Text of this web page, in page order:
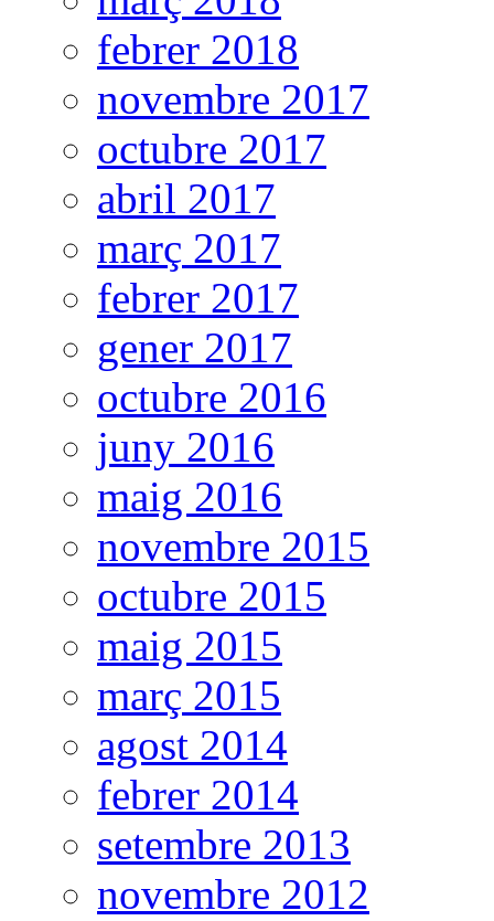
febrer 2018
novembre 2017
octubre 2017
abril 2017
març 2017
febrer 2017
gener 2017
octubre 2016
juny 2016
maig 2016
novembre 2015
octubre 2015
maig 2015
març 2015
agost 2014
febrer 2014
setembre 2013
novembre 2012